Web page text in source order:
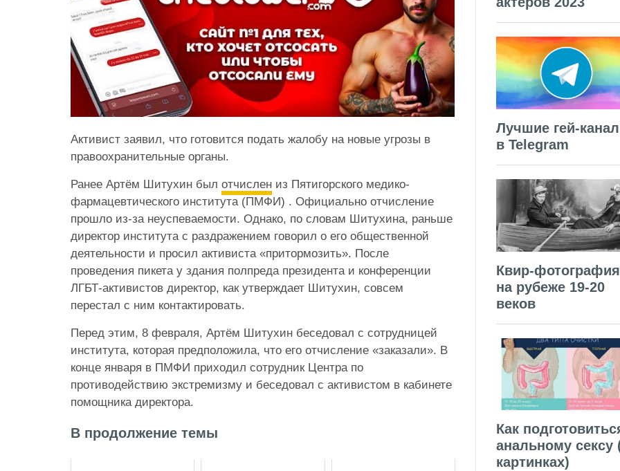
Активист заявил, что готовится подать жалобу на новые угрозы в
правоохранительные органы.
Ранее Артём Шитухин был отчислен из Пятигорского медико-
фармацевтического института (ПМФИ) . Официально отчисление
прошло из-за неуспеваемости. Однако, по словам Шитухина, раньше
директор института с раздражением говорил о его общественной
деятельности и просил активиста «притормозить». После
проведения пикета у здания полпреда президента и конференции
ЛГБТ-активистов директор, как утверждает Шитухин, совсем
перестал с ним контактировать.
Перед этим, 8 февраля, Артём Шитухин беседовал с сотрудницей
института, которая предположила, что его отчисление «заказали». В
конце января в ПМФИ приходил сотрудник Центра по
противодействию экстремизму и беседовал с активистом в кабинете
помощника директора.
В продолжение темы
Лучшие гей-
в Telegram
Квир-фотография
на рубеже 19-20
веков
Как
анальному сексу
картинках)